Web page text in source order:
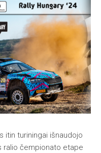
itin turiningai išnaudojo
ralio čempionato etape